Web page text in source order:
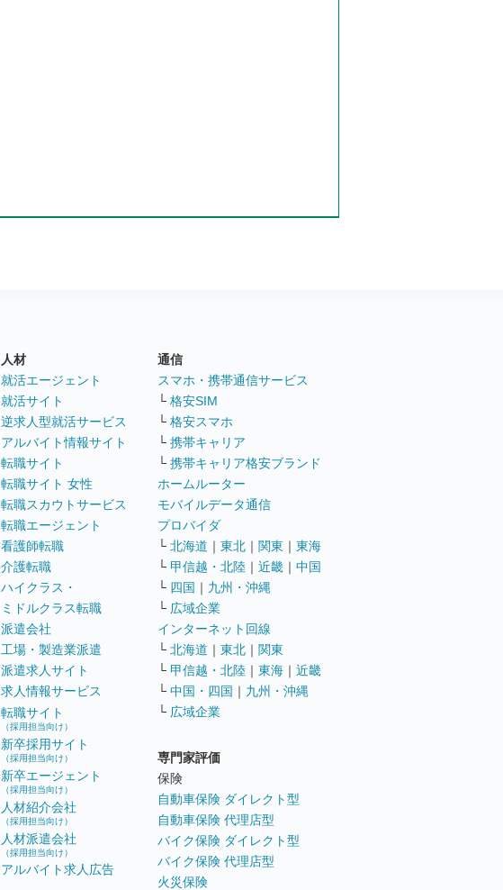
人材
就活エージェント
就活サイト
逆求人型就活サービス
アルバイト情報サイト
転職サイト
転職サイト 女性
転職スカウトサービス
転職エージェント
看護師転職
介護転職
ハイクラス・
ミドルクラス転職
派遣会社
工場・製造業派遣
派遣求人サイト
求人情報サービス
転職サイト
（採用担当向け）
新卒採用サイト
（採用担当向け）
新卒エージェント
（採用担当向け）
人材紹介会社
（採用担当向け）
人材派遣会社
（採用担当向け）
アルバイト求人広告
通信
スマホ・携帯通信サービス
└ 格安SIM
└ 格安スマホ
└ 携帯キャリア
└ 携帯キャリア格安ブランド
ホームルーター
モバイルデータ通信
プロバイダ
└ 北海道 ｜ 東北 ｜ 関東 ｜ 東海
└ 甲信越・北陸 ｜ 近畿 ｜ 中国
└ 四国 ｜ 九州・沖縄
└ 広域企業
インターネット回線
└ 北海道 ｜ 東北 ｜ 関東
└ 甲信越・北陸 ｜ 東海 ｜ 近畿
└ 中国・四国 ｜ 九州・沖縄
└ 広域企業
専門家評価
保険
自動車保険 ダイレクト型
自動車保険 代理店型
バイク保険 ダイレクト型
バイク保険 代理店型
火災保険